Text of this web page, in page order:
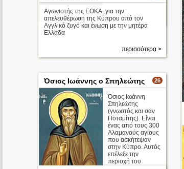
περισσότερα >
Αγωνιστής της ΕΟΚΑ, για την
απελευθέρωση της Κύπρου από τον
Αγγλικό ζυγό και ένωση με την μητέρα
Ελλάδα
περισσότερα >
26
Όσιος Ιωάννης ο Σπηλεώτης
Όσιος Ιωάννη
Σπηλεώτης
(γνωστός και σαν
Ποταμίτης). Είναι
ένας από τους 300
Αλαμανούς αγίους
που ασκήτεψαν
στην Κύπρο. Αυτός
επέλεξε την
περιοχή του